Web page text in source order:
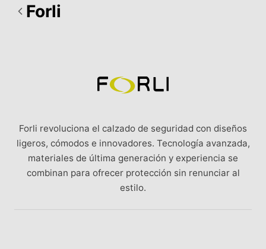
Forli
Forli revoluciona el calzado de seguridad con diseños
ligeros, cómodos e innovadores. Tecnología avanzada,
materiales de última generación y experiencia se
combinan para ofrecer protección sin renunciar al
estilo.